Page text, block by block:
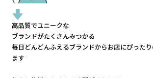
高品質でユニークな
ブランドがたくさんみつかる
毎日どんどんふえるブランドからお店にぴった
ます